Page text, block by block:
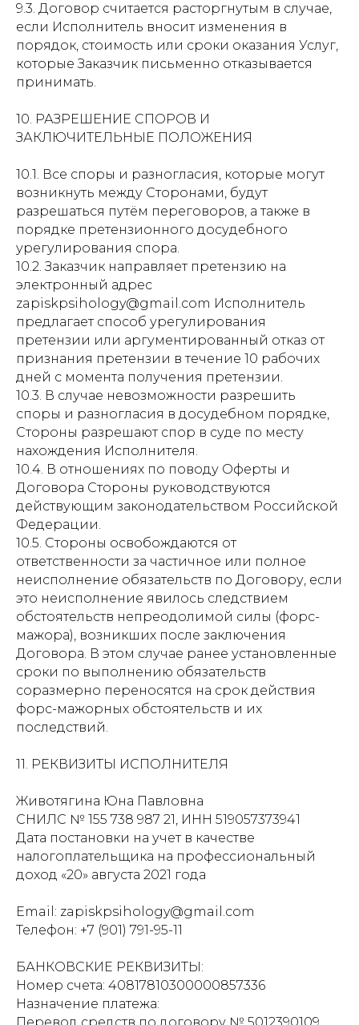
9.3. Договор считается расторгнутым в случае,
если Исполнитель вносит изменения в
порядок, стоимость или сроки оказания Услуг,
которые Заказчик письменно отказывается
принимать.
10. РАЗРЕШЕНИЕ СПОРОВ И
ЗАКЛЮЧИТЕЛЬНЫЕ ПОЛОЖЕНИЯ
10.1. Все споры и разногласия, которые могут
возникнуть между Сторонами, будут
разрешаться путём переговоров, а также в
порядке претензионного досудебного
урегулирования спора.
10.2. Заказчик направляет претензию на
электронный адрес
zapiskpsihology@gmail.com Исполнитель
предлагает способ урегулирования
претензии или аргументированный отказ от
признания претензии в течение 10 рабочих
дней с момента получения претензии.
10.3. В случае невозможности разрешить
споры и разногласия в досудебном порядке,
Стороны разрешают спор в суде по месту
нахождения Исполнителя.
10.4. В отношениях по поводу Оферты и
Договора Стороны руководствуются
действующим законодательством Российской
Федерации.
10.5. Стороны освобождаются от
ответственности за частичное или полное
неисполнение обязательств по Договору, если
это неисполнение явилось следствием
обстоятельств непреодолимой силы (форс-
мажора), возникших после заключения
Договора. В этом случае ранее установленные
сроки по выполнению обязательств
соразмерно переносятся на срок действия
форс-мажорных обстоятельств и их
последствий.
11. РЕКВИЗИТЫ ИСПОЛНИТЕЛЯ
Животягина Юна Павловна
СНИЛС № 155 738 987 21, ИНН 519057373941
Дата постановки на учет в качестве
налогоплательщика на профессиональный
доход «20» августа 2021 года
Email: zapiskpsihology@gmail.com
Телефон: +7 (901) 791-95-11
БАНКОВСКИЕ РЕКВИЗИТЫ:
Номер счета: 40817810300000857336
Назначение платежа: